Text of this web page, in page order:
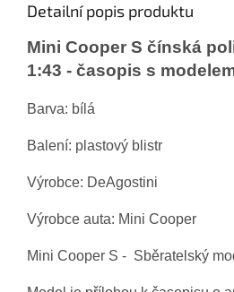
Detailní popis produktu
Mini Cooper S čínská
1:43 - časopis s
Barva: bílá
Balení: plastový blistr
Výrobce: DeAgostini
Výrobce auta: Mini Cooper
Mini Cooper S - Sběratelský